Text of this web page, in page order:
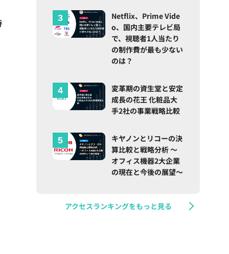
Netflix、Prime Vide
o、国内主要テレビ局
で、視聴者1人当たり
の制作費が最も少ない
のは？
変革期の資生堂と安定
成長の花王 化粧品大
手2社の事業戦略比較
キヤノンとリコーの決
算比較と戦略分析 ～
オフィス機器2大企業
の現在と今後の展望～
アクセスランキングをもっと見る